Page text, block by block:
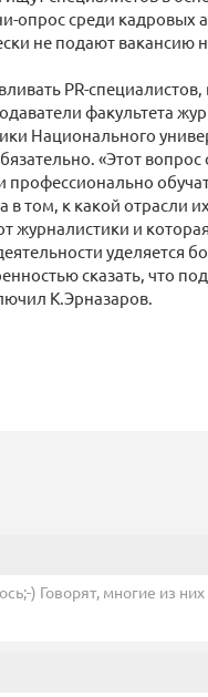
опрос среди кадровых
не подают вакансию
PR-специалистов,
факультета
Национального
«Этот вопрос
профессионально
том, к какой отрасли их
журналистики и
уделяется
сказать, что
К.Эрназаров.
) Говорят, многие из